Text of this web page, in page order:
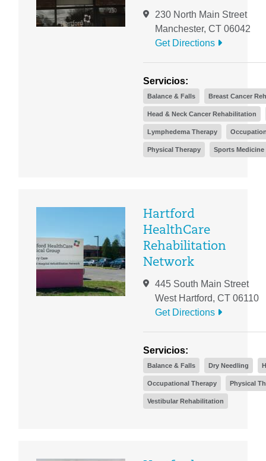
230 North Main Street
Manchester, CT 06042
Get Directions
Servicios:
Balance & Falls Breast Cancer
Head & Neck Cancer Rehabilitation
Lymphedema Therapy
Physical Therapy Sports Medicine
Hartford
HealthCare
Rehabilitation
Network
445 South Main Street
West Hartford, CT 06110
Get Directions
Servicios:
Balance & Falls Dry Needling
Occupational Therapy Physical
Vestibular Rehabilitation